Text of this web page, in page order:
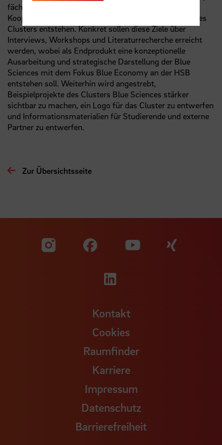
fächerübergreifende Lehre und iii)
Kooperationsmöglichkeiten innerhalb und außerhalb des
Clusters entstehen. Konkret sollen diese Ziele über
Interviews, Workshops und Literaturrecherche erreicht
werden, wobei als Endprodukt eine konzeptionelle
Ausarbeitung und strategische Darstellung der Blue
Sciences mit dem Fokus Blue Economy an der HSB
entstehen soll. Weiterhin wird angestrebt,
Beispielprojekte des Clusters Blue Sciences stärker
sichtbar zu machen, ein Logo für das Cluster zu entwerfen
und Informationsmaterialien für Studierende und externe
Partner zu entwerfen.
Zur Übersichtsseite
Zu unserer Facebook
Zu
Zu unserer
Kontakt
Cookies
Raumfinder
Karriere
Impressum
Datenschutz
Barrierefreiheit